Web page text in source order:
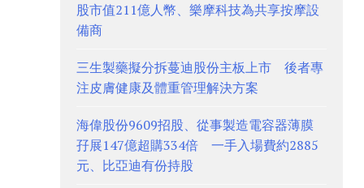
股市值211億人幣、樂摩科技為共享按摩設
備商
三生製藥擬分拆蔓迪股份主板上市 後者專
注皮膚健康及體重管理解決方案
海偉股份9609招股、從事製造電容器薄膜
孖展147億超購334倍 一手入場費約2885
元、比亞迪有份持股